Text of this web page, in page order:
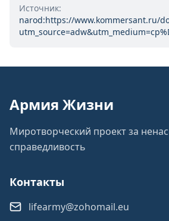
Источник:
narod:https://www.kommersant.ru/
Армия Жизни
Миротворческий проект за
справедливость
Контакты
lifearmy@zohomail.eu